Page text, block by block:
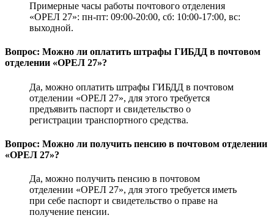
Примерные часы работы почтового отделения
«ОРЕЛ 27»: пн-пт: 09:00-20:00, сб: 10:00-17:00, вс:
выходной.
Вопрос: Можно ли оплатить штрафы ГИБДД в почтовом
отделении «ОРЕЛ 27»?
Да, можно оплатить штрафы ГИБДД в почтовом
отделении «ОРЕЛ 27», для этого требуется
предъявить паспорт и свидетельство о
регистрации транспортного средства.
Вопрос: Можно ли получить пенсию в почтовом отделении
«ОРЕЛ 27»?
Да, можно получить пенсию в почтовом
отделении «ОРЕЛ 27», для этого требуется иметь
при себе паспорт и свидетельство о праве на
получение пенсии.